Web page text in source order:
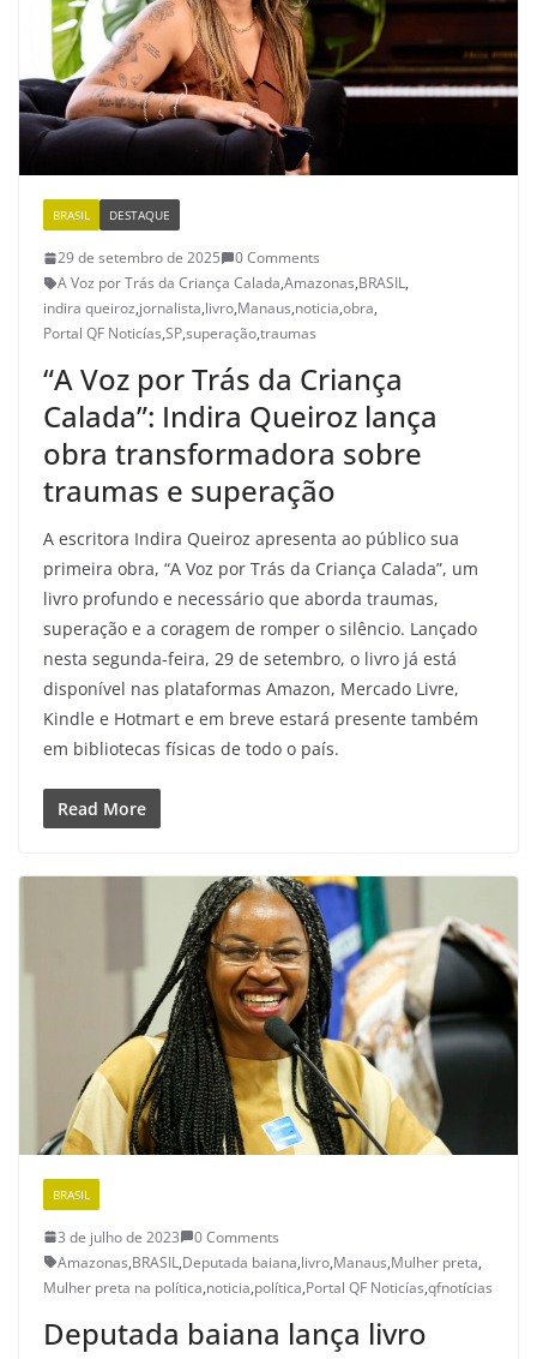
BRASIL DESTAQUE
29 de setembro de 2025
0 Comments
A Voz por Trás da Criança Calada,Amazonas,BRASIL,
indira queiroz,jornalista,livro,Manaus,noticia,obra,
Portal QF Noticías,SP,superação,traumas
“A Voz por Trás da Criança
Calada”: Indira Queiroz lança
obra transformadora sobre
traumas e superação
A escritora Indira Queiroz apresenta ao público sua
primeira obra, “A Voz por Trás da Criança Calada”, um
livro profundo e necessário que aborda traumas,
superação e a coragem de romper o silêncio. Lançado
nesta segunda-feira, 29 de setembro, o livro já está
disponível nas plataformas Amazon, Mercado Livre,
Kindle e Hotmart e em breve estará presente também
em bibliotecas físicas de todo o país.
Read More
BRASIL
3 de julho de 2023
0 Comments
Amazonas,BRASIL,Deputada baiana,livro,Manaus,Mulher preta,
Mulher preta na política,noticia,política,Portal QF Noticías,qfnotícias
Deputada baiana lança livro